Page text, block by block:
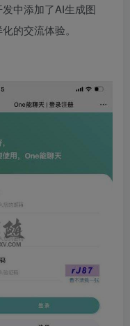
中添加了AI生成图
的交流体验。